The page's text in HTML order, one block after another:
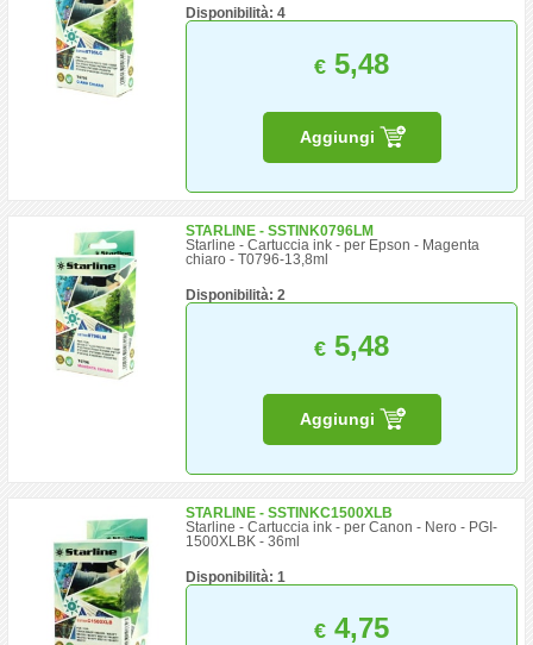
Disponibilità: 4
€ 5,48
Aggiungi
STARLINE - SSTINK0796LM
Starline - Cartuccia ink - per Epson - Magenta
chiaro - T0796-13,8ml
Disponibilità: 2
€ 5,48
Aggiungi
STARLINE - SSTINKC1500XLB
Starline - Cartuccia ink - per Canon - Nero - PGI-
1500XLBK - 36ml
Disponibilità: 1
€ 4,75